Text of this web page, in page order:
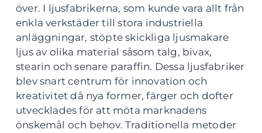
över. I ljusfabrikerna, som kunde vara allt från
enkla verkstäder till stora industriella
anläggningar, stöpte skickliga ljusmakare
ljus av olika material såsom talg, bivax,
stearin och senare paraffin. Dessa ljusfabriker
blev snart centrum för innovation och
kreativitet då nya former, färger och dofter
utvecklades för att möta marknadens
önskemål och behov. Traditionella metoder